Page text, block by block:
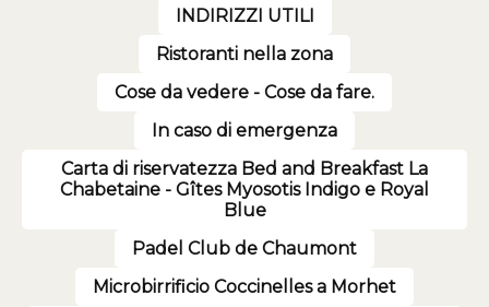
INDIRIZZI UTILI
Ristoranti nella zona
Cose da vedere - Cose da fare.
In caso di emergenza
Carta di riservatezza Bed and Breakfast La
Chabetaine - Gîtes Myosotis Indigo e Royal
Blue
Padel Club de Chaumont
Microbirrificio Coccinelles a Morhet